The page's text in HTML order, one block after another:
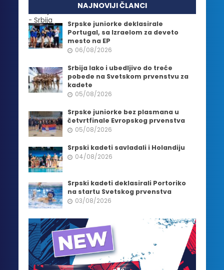
NAJNOVIJI ČLANCI
Srpske juniorke deklasirale
Portugal, sa Izraelom za deveto
mesto na EP
06/08/2026
Srbija lako i ubedljivo do treće
pobede na Svetskom prvenstvu za
kadete
05/08/2026
Srpske juniorke bez plasmana u
četvrtfinale Evropskog prvenstva
05/08/2026
Srpski kadeti savladali i Holandiju
04/08/2026
Srpski kadeti deklasirali Portoriko
na startu Svetskog prvenstva
03/08/2026